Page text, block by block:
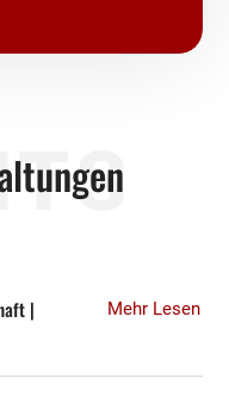
|
Mehr Lesen